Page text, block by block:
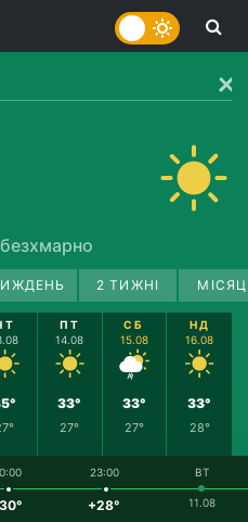
2 ТИЖНІ
ПТ
14.08
33°
27°
СБ
15.08
33°
27°
НД
16.08
33°
28°
23:00
+28°
ВТ
11.08